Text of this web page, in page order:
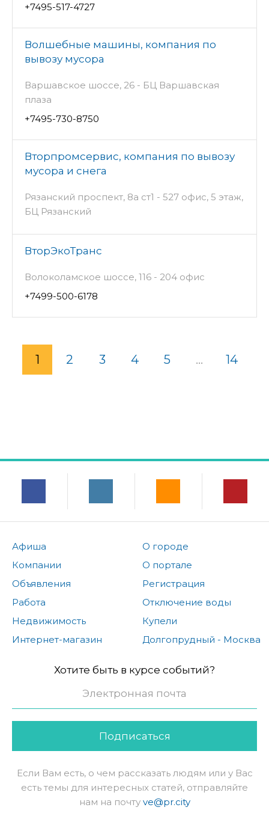
+7495-517-4727
Волшебные машины, компания по
вывозу мусора
Варшавское шоссе, 26 - БЦ Варшавская
плаза
+7495-730-8750
Вторпромсервис, компания по вывозу
мусора и снега
Рязанский проспект, 8а ст1 - 527 офис, 5 этаж,
БЦ Рязанский
ВторЭкоТранс
Волоколамское шоссе, 116 - 204 офис
+7499-500-6178
1 2 3 4 5 ... 14
Афиша
Компании
Объявления
Работа
Недвижимость
Интернет-магазин
О городе
О портале
Регистрация
Отключение воды
Купели
Долгопрудный - Москва
Хотите быть в курсе событий?
Подписаться
Если Вам есть, о чем рассказать людям или у Вас
есть темы для интересных статей, отправляйте
нам на почту ve@pr.city